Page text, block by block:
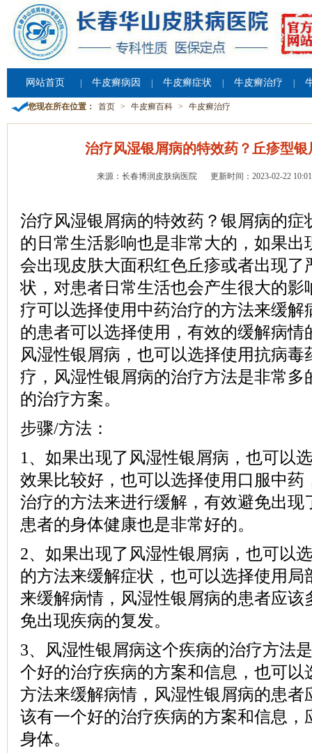
网站首页 牛皮癣病因 牛皮癣症状 牛皮癣治疗
您现在所在位置： 首页 > 牛皮癣百科 > 牛皮癣治疗
治疗风湿银屑病的特效药？丘疹型
来源：长春博润皮肤病医院 更新时间：2023-02-22
治疗风湿银屑病的特效药？银屑病的症
的日常生活影响也是非常大的，如果出
会出现皮肤大面积红色丘疹或者出现了
状，对患者日常生活也会产生很大的影
疗可以选择使用中药治疗的方法来缓解
的患者可以选择使用，有效的缓解病情
风湿性银屑病，也可以选择使用抗病毒
疗，风湿性银屑病的治疗方法是非常多
的治疗方案。
步骤/方法：
1、如果出现了风湿性银屑病，也可以
效果比较好，也可以选择使用口服中药
治疗的方法来进行缓解，有效避免出现
患者的身体健康也是非常好的。
2、如果出现了风湿性银屑病，也可以
的方法来缓解症状，也可以选择使用局
来缓解病情，风湿性银屑病的患者应该
免出现疾病的复发。
3、风湿性银屑病这个疾病的治疗方法
个好的治疗疾病的方案和信息，也可以
方法来缓解病情，风湿性银屑病的患者
该有一个好的治疗疾病的方案和信息，
身体。